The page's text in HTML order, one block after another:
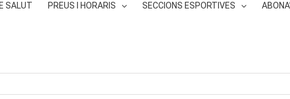
SALUT PREUS I HORARIS SECCIONS ESPORTIVES